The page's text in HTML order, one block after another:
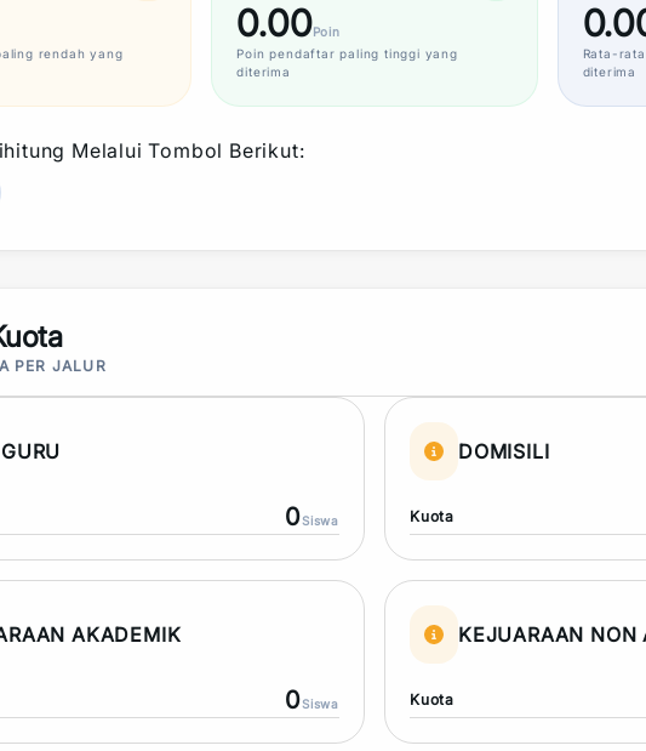
rendah yang
0.00Poin
Poin pendaftar paling tinggi yang
diterima
Rata-rata
diterima
Melalui Tombol Berikut:
PER JALUR
0Siswa
DOMISILI
Kuota
AKADEMIK
0Siswa
KEJUARAAN NON
Kuota